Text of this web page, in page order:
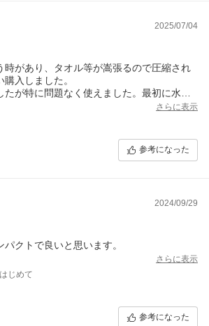
2025/07/04
時があり、タオル等が嵩張るので圧縮され
入しました。
が特に問題なく使えました。最初に水で
ありますか、絞れば問題なく使用できまし
さらに表示
参考になった
2024/09/29
クトで良いと思います。
さらに表示
じめて
参考になった